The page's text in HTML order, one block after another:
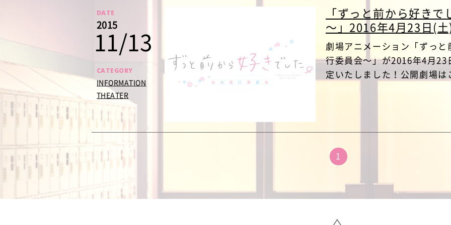
DATE
2015
11/13
CATEGORY
INFORMATION
THEATER
「ずっと前から好き
～」2016年4月23日(
劇場アニメーション「ずっ
行委員会～」が2016年4月
定いたしました！公開劇場は
1